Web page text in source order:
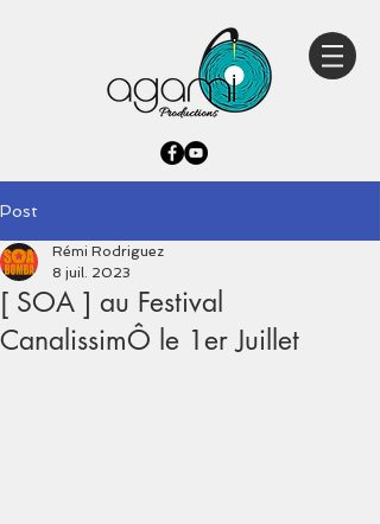
Post
[ SOA ] au Festival
CanalissimÔ le 1er Juillet
Rémi Rodriguez
8 juil. 2023